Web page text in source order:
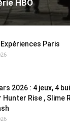
HBO
Paris
2026 : 4 jeux, 4
Rise , Slime